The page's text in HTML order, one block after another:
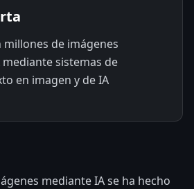
millones de imágenes
sistemas de
en imagen y de IA
mediante IA se ha hecho